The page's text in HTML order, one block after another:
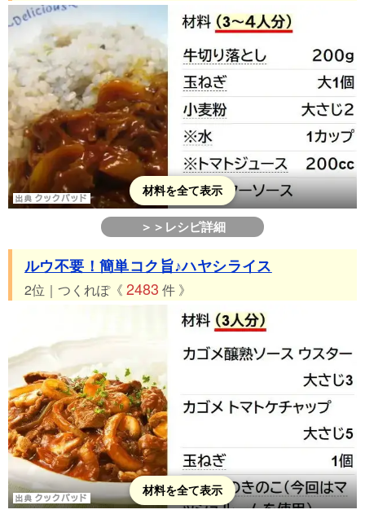
材料を全て表示
＞＞レシピ詳細
ルウ不要！簡単コク旨♪ハヤシライス
2位｜つくれぽ《 2483 件 》
材料を全て表示